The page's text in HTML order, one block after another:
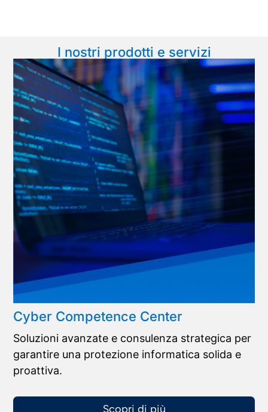
I nostri prodotti e servizi
Cyber Competence Center
Soluzioni avanzate e consulenza strategica per
garantire una protezione informatica solida e
proattiva.
Scopri di più